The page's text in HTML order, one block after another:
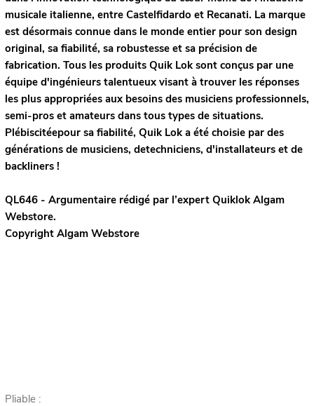
musicale italienne, entre Castelfidardo et Recanati. La marque
est désormais connue dans le monde entier pour son design
original, sa fiabilité, sa robustesse et sa précision de
fabrication. Tous les produits Quik Lok sont conçus par une
équipe d'ingénieurs talentueux visant à trouver les réponses
les plus appropriées aux besoins des musiciens professionnels,
semi-pros et amateurs dans tous types de situations.
Plébiscitéepour sa fiabilité, Quik Lok a été choisie par des
générations de musiciens, detechniciens, d'installateurs et de
backliners !
QL646 - Argumentaire rédigé par l’expert QuiklokAlgam
Webstore.
Copyright Algam Webstore
Pliable :